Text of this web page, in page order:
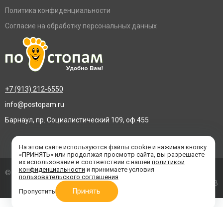
Политика конфиденциальности
Согласие на обработку персональных данных
+7 (913) 212-6550
info@postopam.ru
Барнаул, пр. Социалистический 109, оф.455
© 2016–2026 «По стопам»
- BTB
На этом сайте используются файлы cookie и нажимая кнопку
«ПРИНЯТЬ» или продолжая просмотр сайта, вы разрешаете
их использование в соответствии с нашей политикой
конфиденциальности и принимаете условия
пользовательского соглашения
Пропустить
Принять